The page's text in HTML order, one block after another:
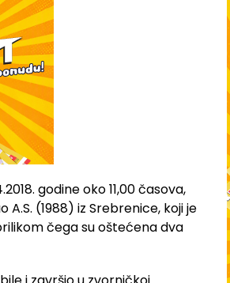
godine oko 11,00 časova,
(1988) iz Srebrenice, koji je
čega su oštećena dva